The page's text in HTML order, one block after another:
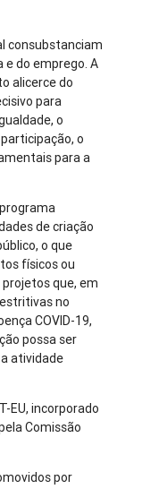
consubstanciam
do emprego. A
alicerce do
para
o
o
para a
de criação
o que
físicos ou
que, em
no
COVID-19,
possa ser
atividade
EU, incorporado
Comissão
por